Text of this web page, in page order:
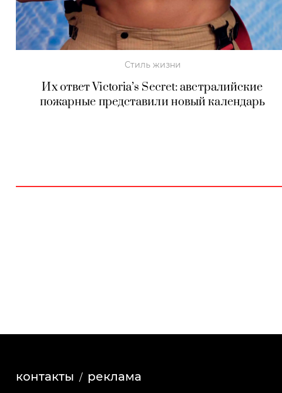
Стиль жизни
Их ответ Victoria’s Secret: австралийские
пожарные представили новый календарь
контакты реклама